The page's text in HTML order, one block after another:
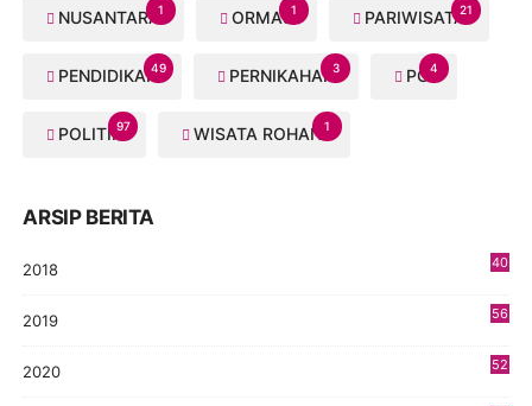
NUSANTARA1 ORMAS1 PARIWISATA21
PENDIDIKAN49 PERNIKAHAN3 PGI4
POLITIK97 WISATA ROHANI1
ARSIP BERITA
2018
40
2019
56
2020
52